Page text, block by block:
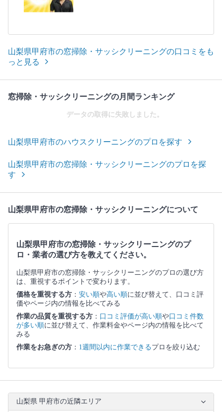
山梨県甲府市の窓掃除・サッシクリーニングの口コミをも
っと見る
窓掃除・サッシクリーニングの月間ランキング
データの取得に失敗しました。
山梨県甲府市のハウスクリーニングのプロを探す
山梨県甲府市の窓掃除・サッシクリーニングのプロを探
す
山梨県甲府市の窓掃除・サッシクリーニングについて
山梨県甲府市の窓掃除・サッシクリーニングのプ
ロ・業者の選び方を教えてください。
山梨県甲府市の窓掃除・サッシクリーニングのプロの選び方
は、重視するポイントで変わります。
価格を重視する方 ： 安い順や高い順に並び替えて、口コミ評
価やページ内の情報を比べてみる
作業の品質を重視する方 ： 口コミ評価が高い順や口コミ件数
が多い順に並び替えて、作業料金やページ内の情報を比べて
みる
作業をお急ぎの方 ： 1週間以内に作業できるプロを絞り込む
山梨県 甲府市の近隣エリア